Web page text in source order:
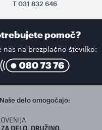
T 031 832 646
pomoč?
nas na brezplačno številko:
Naše delo omogočajo: